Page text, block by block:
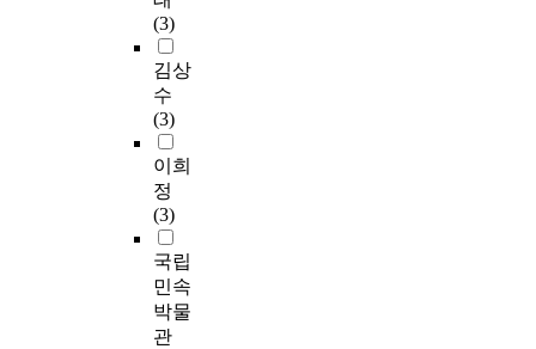
(3)
김상
수
(3)
이희
정
(3)
국립
민속
박물
관